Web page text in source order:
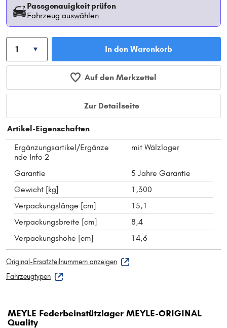
Passgenauigkeit prüfen
Fahrzeug auswählen
In den Warenkorb
Auf den Merkzettel
Zur Detailseite
Artikel-Eigenschaften
Ergänzungsartikel/Ergänze
nde Info 2
mit Wälzlager
Garantie
5 Jahre Garantie
Gewicht [kg]
1,300
Verpackungslänge [cm]
15,1
Verpackungsbreite [cm]
8,4
Verpackungshöhe [cm]
14,6
Original-Ersatzteilnummern anzeigen
Fahrzeugtypen
MEYLE Federbeinstützlager MEYLE-ORIGINAL
Quality